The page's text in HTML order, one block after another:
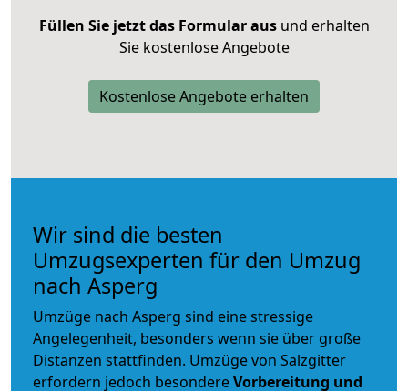
Füllen Sie jetzt das Formular ausund erhalten
Sie kostenlose Angebote
Kostenlose Angebote erhalten
Wir sind die besten
Umzugsexperten für den Umzug
nach Asperg
Umzüge nach Asperg sind eine stressige
Angelegenheit, besonders wenn sie über große
Distanzen stattfinden. Umzüge von Salzgitter
erfordern jedoch besondereVorbereitung und